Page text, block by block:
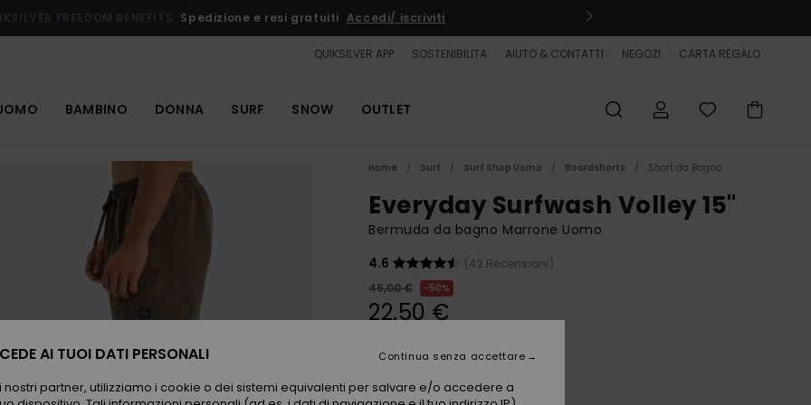
FREEDOM BENEFITS Spedizione e resi gratuiti Accedi/ iscriviti
QUIKSILVER APP SOSTENIBILITA AIUTO & CONTATTI NEGOZI CARTA REGALO
BAMBINO DONNA SURF SNOW OUTLET
Home Surf Surf Shop Uomo Boardshorts Short da Bagno
Everyday Surfwash Volley 15"
Bermuda da bagno Marrone Uomo
4.6
(42 Recensioni)
45,00 €
50%
22,50 €
ColoriChocolate Brown
AI TUOI DATI PERSONALI
partner, utilizziamo i cookie o dei sistemi equivalenti per salvare e/o accedere a
Continua senza accettare